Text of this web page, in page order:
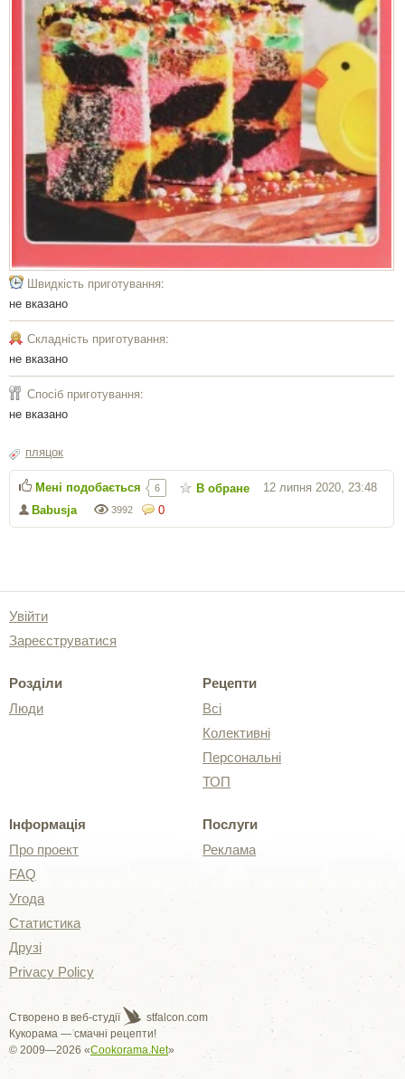
Швидкість приготування:
не вказано
Складність приготування:
не вказано
Спосіб приготування:
не вказано
пляцок
0
3992
Babusja
12 липня 2020, 23:48
Мені подобається 6 В обране
Увійти
Зареєструватися
Розділи
Люди
Рецепти
Всі
Колективні
Персональні
ТОП
Інформація
Про проект
FAQ
Угода
Статистика
Друзі
Privacy Policy
Послуги
Реклама
Створено в веб-студії
stfalcon.com
Кукорама — смачні рецепти!
© 2009—2026 «Cookorama.Net»